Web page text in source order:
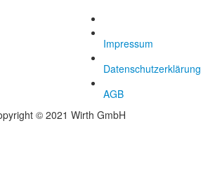
Impressum
Datenschutzerklärung
AGB
© 2021 Wirth GmbH